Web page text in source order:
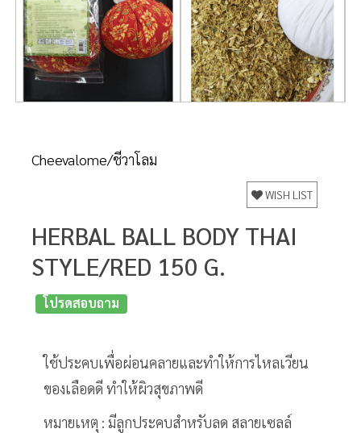
Cheevalome/ชีวาโลม
WISH LIST
HERBAL BALL BODY THAI
STYLE/RED 150 G.
โปรดสอบถาม
ใช้ประคบเพื่อผ่อนคลายและทำให้การไหลเวียน
ของเลือดดี ทำให้ผิวสุขภาพดี
หมายเหตุ : มีลูกประคบสำหรับลด สลายเซลล์